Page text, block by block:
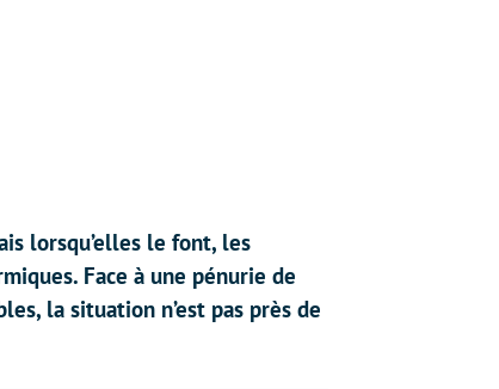
lorsqu’elles le font, les
Face à une pénurie de
la situation n’est pas près de